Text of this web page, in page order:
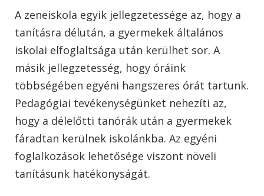
A zeneiskola egyik jellegzetessége az, hogy a
tanításra délután, a gyermekek általános
iskolai elfoglaltsága után kerülhet sor. A
másik jellegzetesség, hogy óráink
többségében egyéni hangszeres órát tartunk.
Pedagógiai tevékenységünket nehezíti az,
hogy a délelőtti tanórák után a gyermekek
fáradtan kerülnek iskolánkba. Az egyéni
foglalkozások lehetősége viszont növeli
tanításunk hatékonyságát.